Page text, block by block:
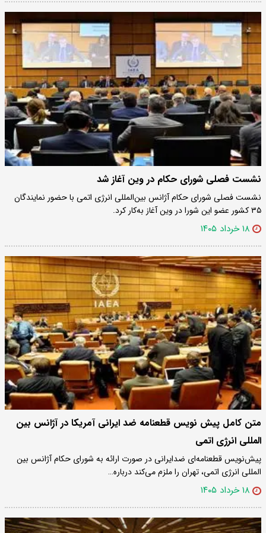
نشست فصلی شورای حکام در وین آغاز شد
نشست فصلی شورای حکام آژانس بین‌المللی انرژی اتمی با حضور نمایندگان
۳۵ کشور عضو این شورا در وین آغاز به‌کار کرد.
۱۸ خرداد ۱۴۰۵
متن کامل پیش نویس قطعنامه ضد ایرانی آمریکا در آژانس بین
المللی انرژی اتمی
پیش‌نویس قطعنامه‌ای ضدایرانی در صورت ارائه به شورای حکام آژانس بین
المللی انرژی اتمی، تهران را ملزم می‌کند درباره…
۱۸ خرداد ۱۴۰۵